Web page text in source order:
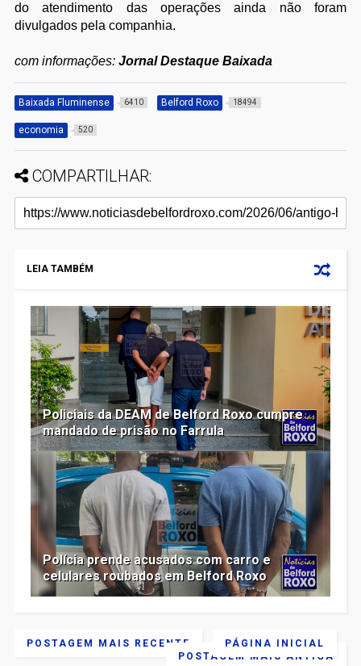
do atendimento das operações ainda não foram
divulgados pela companhia.
com informações: Jornal Destaque Baixada
Baixada Fluminense 6410 Belford Roxo 18494
economia 520
COMPARTILHAR:
LEIA TAMBÉM
Policiais da DEAM de Belford Roxo cumpre
mandado de prisão no Farrula
Polícia prende acusados com carro e
celulares roubados em Belford Roxo
POSTAGEM MAIS RECENTE
POSTAGEM MAIS ANTIGA
PÁGINA INICIAL